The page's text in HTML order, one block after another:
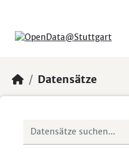
Datensätze